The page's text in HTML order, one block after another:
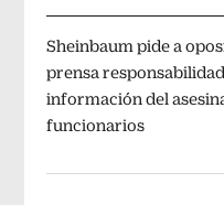
Sheinbaum pide a
prensa
información del
funcionarios